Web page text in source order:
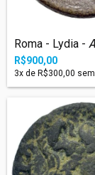
Roma - Lydia -
R$900,00
3x de R$300,00